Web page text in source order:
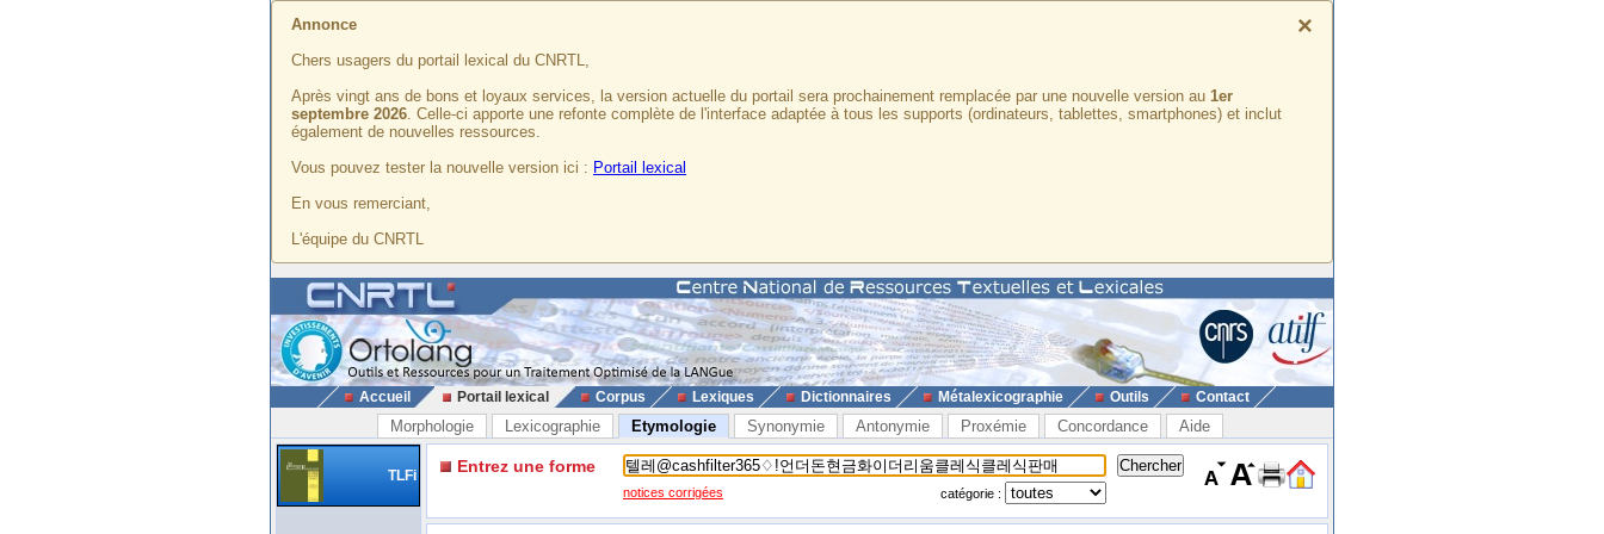
×
Annonce
Chers usagers du portail lexical du CNRTL,
Après vingt ans de bons et loyaux services, la version actuelle du portail sera prochainement remplacée par une nouvelle version au 1er
septembre 2026. Celle-ci apporte une refonte complète de l'interface adaptée à tous les supports (ordinateurs, tablettes, smartphones) et inclut
également de nouvelles ressources.
Vous pouvez tester la nouvelle version ici : Portail lexical
En vous remerciant,
L'équipe du CNRTL
Accueil Portail lexical Corpus Lexiques Dictionnaires Métalexicographie Outils Contact
Morphologie Lexicographie Etymologie Synonymie Antonymie Proxémie Concordance Aide
TLFi Entrez une forme
notices corrigées catégorie :